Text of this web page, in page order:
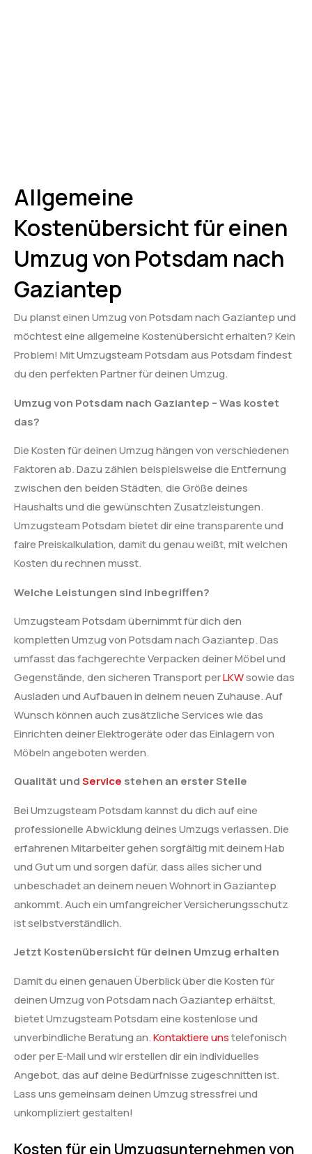
Allgemeine
Kostenübersicht für einen
Umzug von Potsdam nach
Gaziantep
Du planst einen Umzug von Potsdam nach Gaziantep und
möchtest eine allgemeine Kostenübersicht erhalten? Kein
Problem! Mit Umzugsteam Potsdam aus Potsdam findest
du den perfekten Partner für deinen Umzug.
Umzug von Potsdam nach Gaziantep – Was kostet
das?
Die Kosten für deinen Umzug hängen von verschiedenen
Faktoren ab. Dazu zählen beispielsweise die Entfernung
zwischen den beiden Städten, die Größe deines
Haushalts und die gewünschten Zusatzleistungen.
Umzugsteam Potsdam bietet dir eine transparente und
faire Preiskalkulation, damit du genau weißt, mit welchen
Kosten du rechnen musst.
Welche Leistungen sind inbegriffen?
Umzugsteam Potsdam übernimmt für dich den
kompletten Umzug von Potsdam nach Gaziantep. Das
umfasst das fachgerechte Verpacken deiner Möbel und
Gegenstände, den sicheren Transport perLKWsowie das
Ausladen und Aufbauen in deinem neuen Zuhause. Auf
Wunsch können auch zusätzliche Services wie das
Einrichten deiner Elektrogeräte oder das Einlagern von
Möbeln angeboten werden.
Qualität undService stehen an erster Stelle
Bei Umzugsteam Potsdam kannst du dich auf eine
professionelle Abwicklung deines Umzugs verlassen. Die
erfahrenen Mitarbeiter gehen sorgfältig mit deinem Hab
und Gut um und sorgen dafür, dass alles sicher und
unbeschadet an deinem neuen Wohnort in Gaziantep
ankommt. Auch ein umfangreicher Versicherungsschutz
ist selbstverständlich.
Jetzt Kostenübersicht für deinen Umzug erhalten
Damit du einen genauen Überblick über die Kosten für
deinen Umzug von Potsdam nach Gaziantep erhältst,
bietet Umzugsteam Potsdam eine kostenlose und
unverbindliche Beratung an.Kontaktiere unstelefonisch
oder per E-Mail und wir erstellen dir ein individuelles
Angebot, das auf deine Bedürfnisse zugeschnitten ist.
Lass uns gemeinsam deinen Umzug stressfrei und
unkompliziert gestalten!
Kosten für ein Umzugsunternehmen von